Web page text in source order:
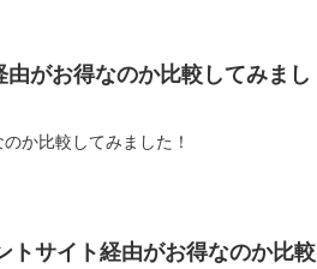
がお得なのか比較してみまし
か比較してみました！
トサイト経由がお得なのか比較